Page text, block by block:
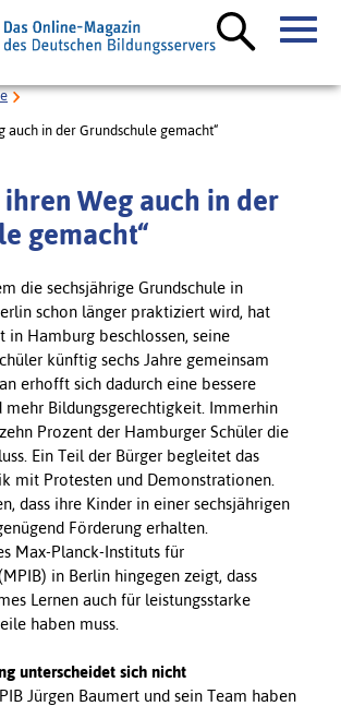
auch in der Grundschule gemacht“
ihren Weg auch in der
gemacht“
die sechsjährige Grundschule in
schon länger praktiziert wird, hat
in Hamburg beschlossen, seine
künftig sechs Jahre gemeinsam
erhofft sich dadurch eine bessere
mehr Bildungsgerechtigkeit. Immerhin
Prozent der Hamburger Schüler die
Ein Teil der Bürger begleitet das
mit Protesten und Demonstrationen.
dass ihre Kinder in einer sechsjährigen
Förderung erhalten.
Max-Planck-Instituts für
in Berlin hingegen zeigt, dass
Lernen auch für leistungsstarke
haben muss.
unterscheidet sich nicht
Jürgen Baumert und sein Team haben